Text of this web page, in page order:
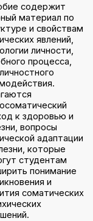
содержит
материал по
и свойствам
явлений,
личности,
процесса,
к здоровью и
вопросы
адаптации
которые
студентам
понимание
и
соматических